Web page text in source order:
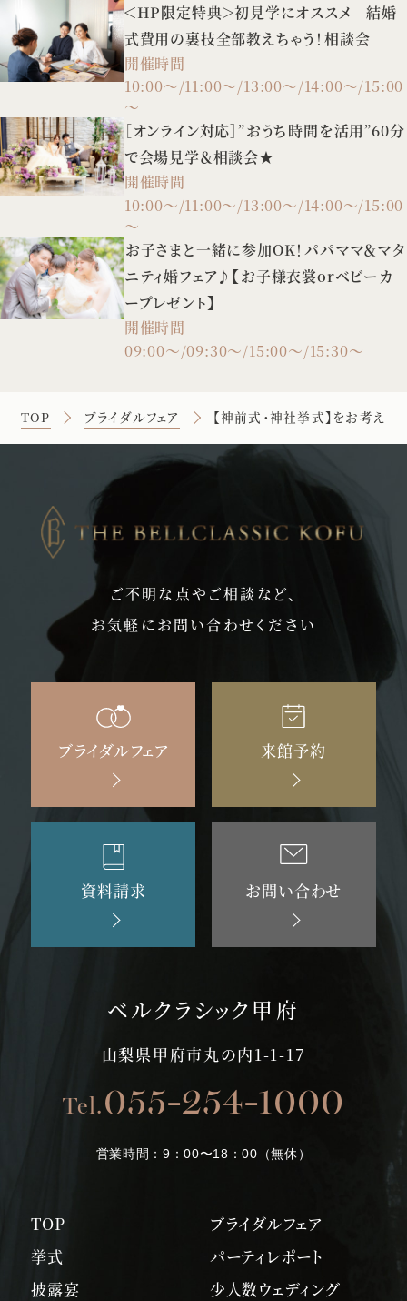
＜HP限定特典＞初見学にオススメ 結婚
式費用の裏技全部教えちゃう！相談会
開催時間
10:00～/11:00～/13:00～/14:00～/15:00
～
［オンライン対応］”おうち時間を活用”60分
で会場見学＆相談会★
開催時間
10:00～/11:00～/13:00～/14:00～/15:00
～
お子さまと一緒に参加OK！パパママ＆マタ
ニティ婚フェア♪【お子様衣裳orベビーカ
ープレゼント】
開催時間
09:00～/09:30～/15:00～/15:30～
TOP ブライダルフェア 【神前式・神社挙式】をお考えの
ご不明な点やご相談など、
お気軽にお問い合わせください
ブライダルフェア 来館予約
資料請求 お問い合わせ
ベルクラシック甲府
山梨県甲府市丸の内1-1-17
Tel.055-254-1000
営業時間： 9：00〜18：00（無休）
TOP
挙式
披露宴
ブライダルフェア
パーティレポート
少人数ウェディング